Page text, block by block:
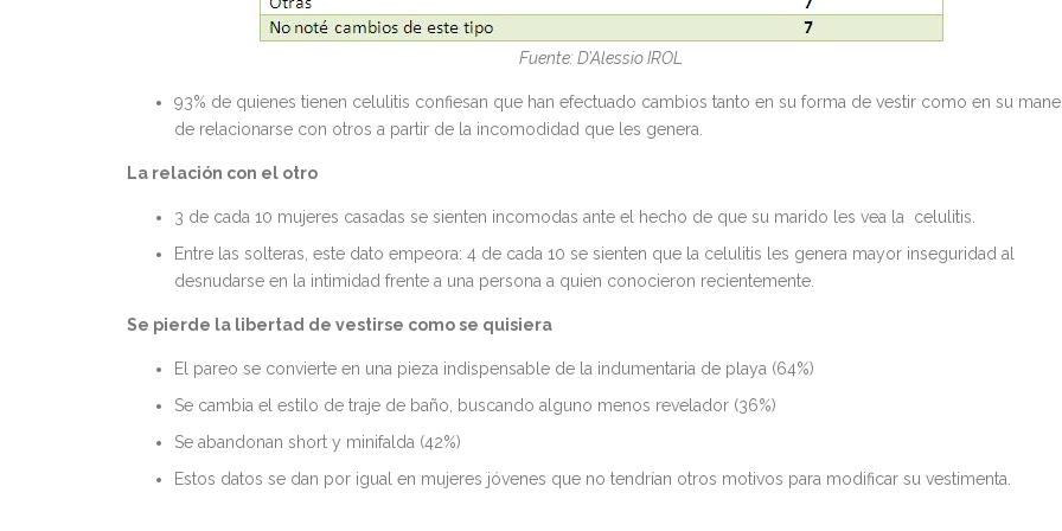
Fuente: D’Alessio IROL
93% de quienes tienen celulitis confiesan que han efectuado cambios tanto en su forma de vestir como en su
de relacionarse con otros a partir de la incomodidad que les genera.
La relación con el otro
3 de cada 10 mujeres casadas se sienten incomodas ante el hecho de que su marido les vea la celulitis.
Entre las solteras, este dato empeora: 4 de cada 10 se sienten que la celulitis les genera mayor inseguridad al
desnudarse en la intimidad frente a una persona a quien conocieron recientemente.
Se pierde la libertad de vestirse como se quisiera
El pareo se convierte en una pieza indispensable de la indumentaria de playa (64%)
Se cambia el estilo de traje de baño, buscando alguno menos revelador (36%)
Se abandonan short y minifalda (42%)
Estos datos se dan por igual en mujeres jóvenes que no tendrían otros motivos para modificar su vestimenta.